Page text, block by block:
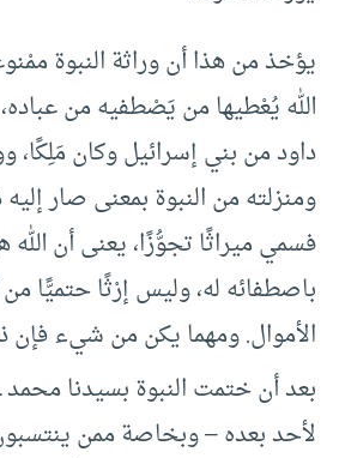
يؤخذ من هذا أن وراثة النبوة
الله يُعْطيها من يَصْطفيه من
داود من بني إسرائيل وكان مَلِكًا،
ومنزلته من النبوة بمعنى صار
فسمي ميراثًا تجوُّزًا، يعنى أن
باصطفائه له، وليس إرْثًا حتميًّا
الأموال. ومهما يكن من شيء فإن
بعد أن ختمت النبوة بسيدنا محمد
لأحد بعده – وبخاصة ممن